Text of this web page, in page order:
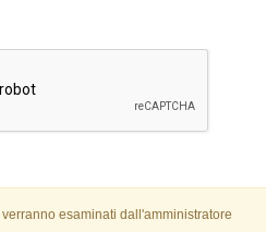
verranno esaminati dall'amministratore